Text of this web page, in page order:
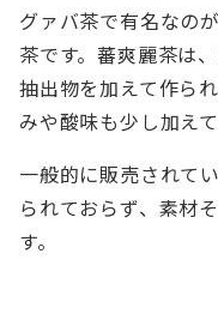
グァバ茶で有名なの
茶です。蕃爽麗茶は
抽出物を加えて作ら
みや酸味も少し加えて
一般的に販売されて
られておらず、素材
す。